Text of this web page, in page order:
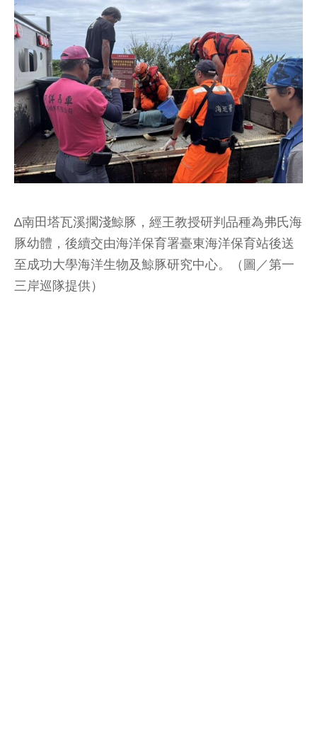
∆南田塔瓦溪擱淺鯨豚，經王教授研判品種為弗氏海
豚幼體，後續交由海洋保育署臺東海洋保育站後送
至成功大學海洋生物及鯨豚研究中心。（圖／第一
三岸巡隊提供）